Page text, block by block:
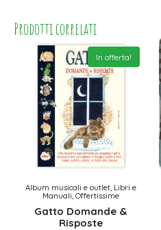
Prodotti correlati
In offerta!
Album musicali e outlet, Libri e
Manuali, Offertissime
Gatto Domande &
Risposte